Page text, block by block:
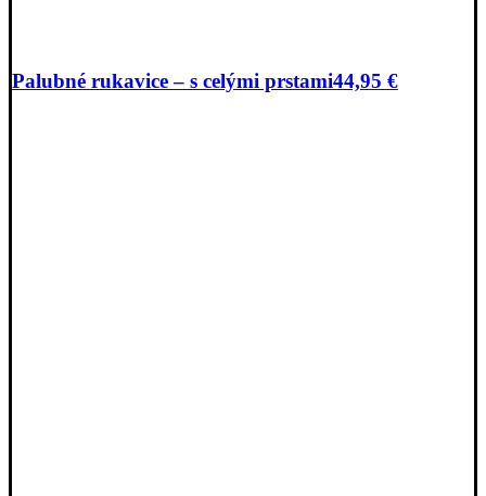
Palubné rukavice – s celými prstami44,95 €